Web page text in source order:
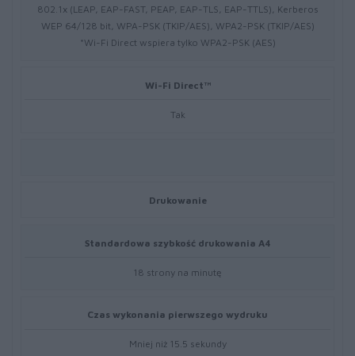
802.1x (LEAP, EAP-FAST, PEAP, EAP-TLS, EAP-TTLS), Kerberos
WEP 64/128 bit, WPA-PSK (TKIP/AES), WPA2-PSK (TKIP/AES)
*Wi-Fi Direct wspiera tylko WPA2-PSK (AES)
Wi-Fi Direct™
Tak
Drukowanie
Standardowa szybkość drukowania A4
18 strony na minutę
Czas wykonania pierwszego wydruku
Mniej niż 15.5 sekundy